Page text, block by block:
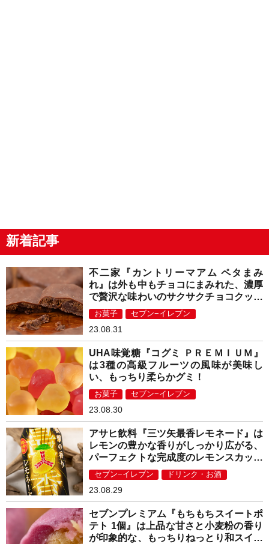
新着記事
不二家『カントリーマアム ペタまみ
れ』は外も中もチョコにまみれた、濃厚
で贅沢な味わいのサクサクチョコクッキ
ー！
お菓子 セブン−イレブン
23.08.31
UHA味覚糖『コグミ ＰＲＥＭＩＵＭ』
は3種の高級フルーツの風味が美味し
い、もっちり柔らかグミ！
お菓子 セブン−イレブン
23.08.30
アサヒ飲料『三ツ矢最香レモネード』は
レモンの豊かな香りがしっかり広がる、
パーフェクトな完成度のレモンスカッシ
ュ！
セブン−イレブン ドリンク・お酒
23.08.29
セブンプレミアム『もちもちスイートポ
テト 1個』は上品な甘さと小麦粉の香り
が印象的な、もっちりねっとり和スイー